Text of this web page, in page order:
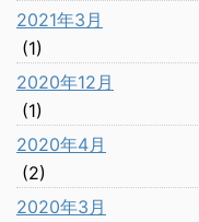
2021年3月
(1)
2020年12月
(1)
2020年4月
(2)
2020年3月